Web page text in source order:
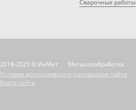
Сварочные работы
2018-2025 © ИнМет
Металлообработка
Условия использования материалов сайта
Карта сайта